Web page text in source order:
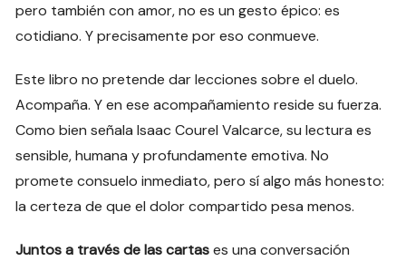
pero también con amor, no es un gesto épico: es
cotidiano. Y precisamente por eso conmueve.
Este libro no pretende dar lecciones sobre el duelo.
Acompaña. Y en ese acompañamiento reside su fuerza.
Como bien señala Isaac Courel Valcarce, su lectura es
sensible, humana y profundamente emotiva. No
promete consuelo inmediato, pero sí algo más honesto:
la certeza de que el dolor compartido pesa menos.
Juntos a través de las cartases una conversación